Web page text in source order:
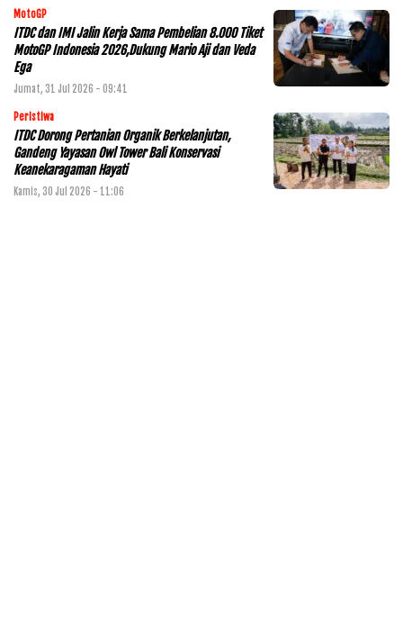
MotoGP
ITDC dan IMI Jalin Kerja Sama Pembelian 8.000 Tiket
MotoGP Indonesia 2026,Dukung Mario Aji dan Veda
Ega
Jumat, 31 Jul 2026 - 09:41
Peristiwa
ITDC Dorong Pertanian Organik Berkelanjutan,
Gandeng Yayasan Owl Tower Bali Konservasi
Keanekaragaman Hayati
Kamis, 30 Jul 2026 - 11:06